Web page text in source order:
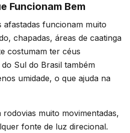
Funcionam Bem
funcionam muito
chapadas, áreas de caatinga
costumam ter céus
Sul do Brasil também
umidade, o que ajuda na
muito movimentadas,
fonte de luz direcional.